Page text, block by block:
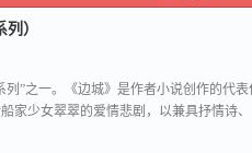
）
列”之一。《边城》是作者小说创作的代
家少女翠翠的爱情悲剧，以兼具抒情诗